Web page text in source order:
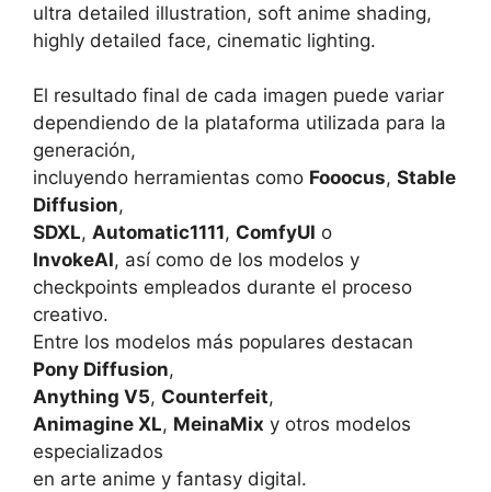
ultra detailed illustration, soft anime shading,
highly detailed face, cinematic lighting.
El resultado final de cada imagen puede variar
dependiendo de la plataforma utilizada para la
generación,
incluyendo herramientas como Fooocus, Stable
Diffusion,
SDXL, Automatic1111, ComfyUI o
InvokeAI, así como de los modelos y
checkpoints empleados durante el proceso
creativo.
Entre los modelos más populares destacan
Pony Diffusion,
Anything V5, Counterfeit,
Animagine XL, MeinaMix y otros modelos
especializados
en arte anime y fantasy digital.